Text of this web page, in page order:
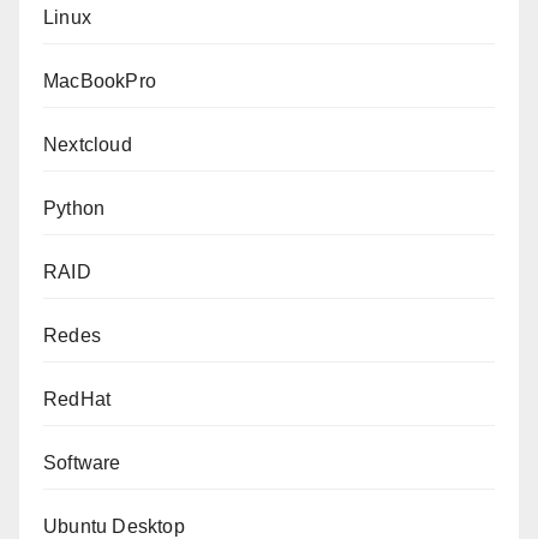
Linux
MacBookPro
Nextcloud
Python
RAID
Redes
RedHat
Software
Ubuntu Desktop